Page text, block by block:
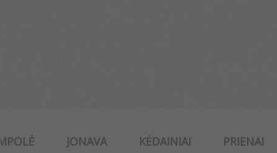
JONAVA KĖDAINIAI PRIENAI